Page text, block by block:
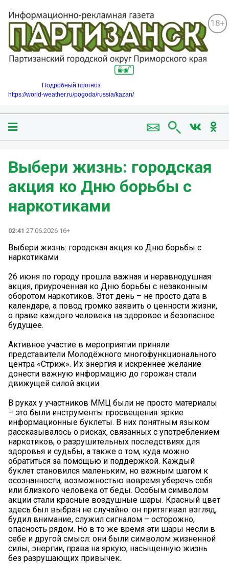
18+
Подробный прогноз
https://world-weather.ru/pogoda/russia/kazan/
Выбери жизнь: городская
акция ко Дню борьбы с
наркотиками
02:41 27.06.2026 16+
Выбери жизнь: городская акция ко Дню борьбы с
наркотиками
26 июня по городу прошла важная и неравнодушная
акция, приуроченная ко Дню борьбы с незаконным
оборотом наркотиков. Этот день – не просто дата в
календаре, а повод громко заявить о ценности жизни,
о праве каждого человека на здоровое и безопасное
будущее.
Активное участие в мероприятии приняли
представители Молодёжного многофункционального
центра «Стриж». Их энергия и искреннее желание
донести важную информацию до горожан стали
движущей силой акции.
В руках у участников ММЦ были не просто материалы
– это были инструменты просвещения: яркие
информационные буклеты. В них понятным языком
рассказывалось о рисках, связанных с употреблением
наркотиков, о разрушительных последствиях для
здоровья и судьбы, а также о том, куда можно
обратиться за помощью и поддержкой. Каждый
буклет становился маленьким, но важным шагом к
осознанности, возможностью вовремя уберечь себя
или близкого человека от беды. Особым символом
акции стали красные воздушные шары. Красный цвет
здесь был выбран не случайно: он притягивал взгляд,
будил внимание, служил сигналом – осторожно,
опасность рядом. Но в то же время эти шары несли в
себе и другой смысл: они были символом жизненной
силы, энергии, права на яркую, насыщенную жизнь
без разрушающих привычек.